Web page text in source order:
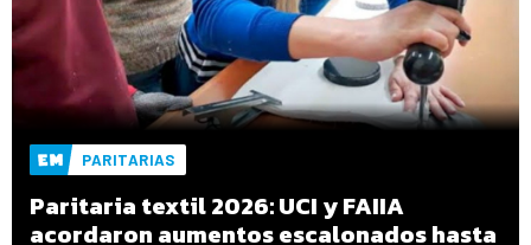
PARITARIAS
Paritaria textil 2026: UCI y FAIIA
acordaron aumentos escalonados hasta